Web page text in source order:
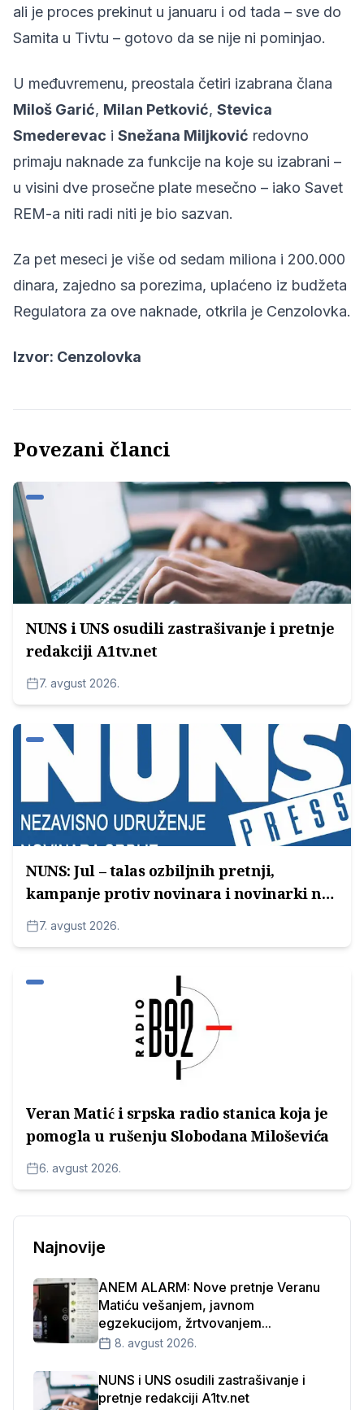
ali je proces prekinut u januaru i od tada – sve do
Samita u Tivtu – gotovo da se nije ni pominjao.
U međuvremenu, preostala četiri izabrana člana
Miloš Garić, Milan Petković, Stevica
Smederevac i Snežana Miljković redovno
primaju naknade za funkcije na koje su izabrani –
u visini dve prosečne plate mesečno – iako Savet
REM-a niti radi niti je bio sazvan.
Za pet meseci je više od sedam miliona i 200.000
dinara, zajedno sa porezima, uplaćeno iz budžeta
Regulatora za ove naknade, otkrila je Cenzolovka.
Izvor: Cenzolovka
Povezani članci
NUNS i UNS osudili zastrašivanje i pretnje
redakciji A1tv.net
7. avgust 2026.
NUNS: Jul – talas ozbiljnih pretnji,
kampanje protiv novinara i novinarki na
lokalnim televizijama
7. avgust 2026.
Veran Matić i srpska radio stanica koja je
pomogla u rušenju Slobodana Miloševića
6. avgust 2026.
Najnovije
ANEM ALARM: Nove pretnje Veranu
Matiću vešanjem, javnom
egzekucijom, žrtvovanjem...
8. avgust 2026.
NUNS i UNS osudili zastrašivanje i
pretnje redakciji A1tv.net